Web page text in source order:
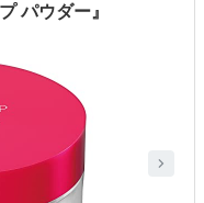
パウダー』